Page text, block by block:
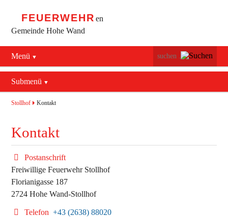
FEUERWEHR en
Gemeinde Hohe Wand
Menü
Navigation
überspringen
Stollhof
Netting
Submenü
Navigation
überspringen
Aktuelles
Jugend
Feuerwehrhaus
Termine
Stollhof Kontakt
Kontakt
Postanschrift
Freiwillige Feuerwehr Stollhof
Florianigasse 187
2724 Hohe Wand-Stollhof
Telefon +43 (2638) 88020